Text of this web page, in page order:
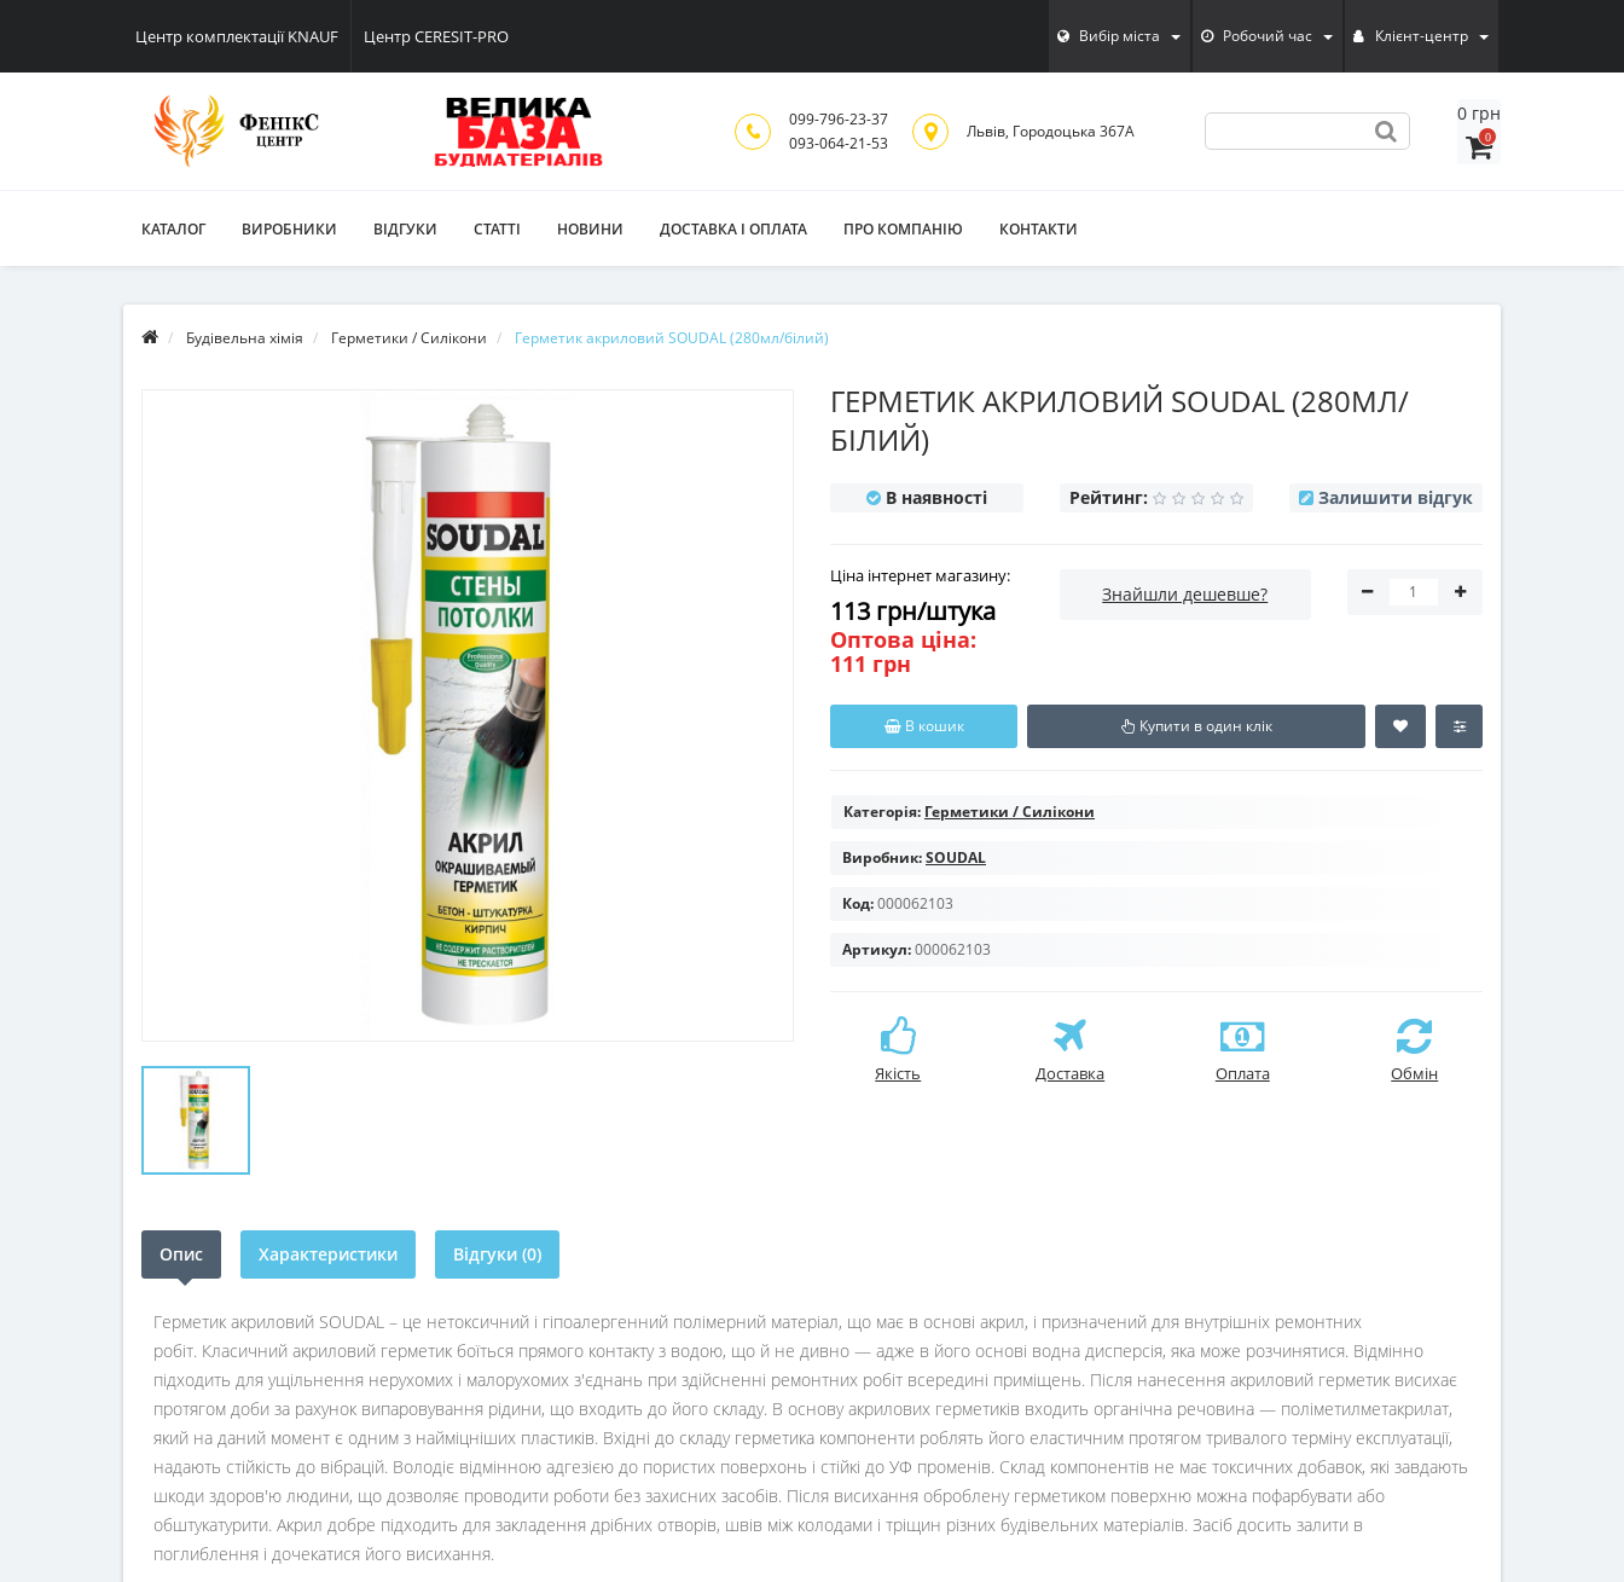
Центр комплектації KNAUF Центр CERESIT-PRO Вибiр мiста Робочий час Клієнт-центр
099-796-23-37
093-064-21-53
Львiв, Городоцька 367А
0 грн
0
КАТАЛОГ ВИРОБНИКИ ВІДГУКИ СТАТТІ НОВИНИ ДОСТАВКА І ОПЛАТА ПРО КОМПАНІЮ КОНТАКТИ
Будівельна хімія Герметики / Силікони Герметик акриловий SOUDAL (280мл/білий)
ГЕРМЕТИК АКРИЛОВИЙ SOUDAL (280МЛ/
БІЛИЙ)
В наявності Рейтинг: Залишити відгук
Ціна інтернет магазину:
113 грн/штука
Оптова ціна:
111 грн
Знайшли дешевше?
В кошик Купити в один клік
Категорія: Герметики / Силікони
Виробник:SOUDAL
Код:000062103
Артикул:000062103
Якість Доставка Оплата Обмін
Опис Характеристики Відгуки (0)
Герметик акриловий SOUDAL – це нетоксичний і гіпоалергенний полімерний матеріал, що має в основі акрил, і призначений для внутрішніх ремонтних
робіт. Класичний акриловий герметик боїться прямого контакту з водою, що й не дивно — адже в його основі водна дисперсія, яка може розчинятися. Відмінно
підходить для ущільнення нерухомих і малорухомих з'єднань при здійсненні ремонтних робіт всередині приміщень. Після нанесення акриловий герметик висихає
протягом доби за рахунок випаровування рідини, що входить до його складу. В основу акрилових герметиків входить органічна речовина — поліметилметакрилат,
який на даний момент є одним з найміцніших пластиків. Вхідні до складу герметика компоненти роблять його еластичним протягом тривалого терміну експлуатації,
надають стійкість до вібрацій. Володіє відмінною адгезією до пористих поверхонь і стійкі до УФ променів. Склад компонентів не має токсичних добавок, які завдають
шкоди здоров'ю людини, що дозволяє проводити роботи без захисних засобів. Після висихання оброблену герметиком поверхню можна пофарбувати або
обштукатурити. Акрил добре підходить для закладення дрібних отворів, швів між колодами і тріщин різних будівельних матеріалів. Засіб досить залити в
поглиблення і дочекатися його висихання.